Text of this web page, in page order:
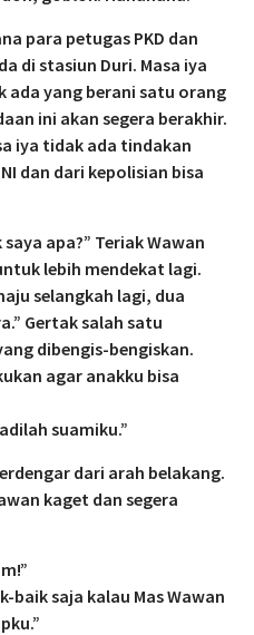
para petugas PKD dan
di stasiun Duri. Masa iya
ada yang berani satu orang
ini akan segera berakhir.
iya tidak ada tindakan
dan dari kepolisian bisa
apa?” Teriak Wawan
lebih mendekat lagi.
selangkah lagi, dua
Gertak salah satu
dibengis-bengiskan.
agar anakku bisa
suamiku.”
dari arah belakang.
kaget dan segera
baik saja kalau Mas Wawan